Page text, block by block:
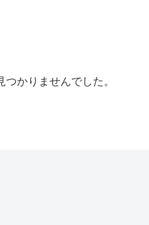
つかりませんでした。